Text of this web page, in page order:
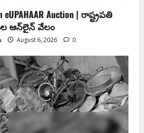
eUPAHAAR Auction | రాష్ట్రపతి
ఆన్‌లైన్ వేలం
August 6, 2026 0